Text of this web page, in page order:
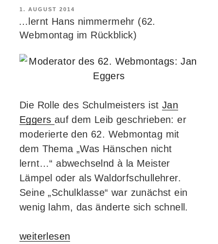
VERÖFFENTLICHT
AM
1. AUGUST 2014
…lernt Hans nimmermehr (62.
Webmontag im Rückblick)
Die Rolle des Schulmeisters ist Jan
Eggers auf dem Leib geschrieben: er
moderierte den 62. Webmontag mit
dem Thema „Was Hänschen nicht
lernt…“ abwechselnd à la Meister
Lämpel oder als Waldorfschullehrer.
Seine „Schulklasse“ war zunächst ein
wenig lahm, das änderte sich schnell.
„…
weiterlesen